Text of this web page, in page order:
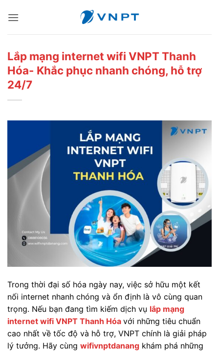
qua
Lắp mạng internet wifi VNPT Thanh
Hóa- Khắc phục nhanh chóng, hỗ trợ
24/7
Trong thời đại số hóa ngày nay, việc sở hữu một kết
nối internet nhanh chóng và ổn định là vô cùng quan
trọng. Nếu bạn đang tìm kiếm dịch vụ lắp mạng
internet wifi VNPT Thanh Hóa với những tiêu chuẩn
cao nhất về tốc độ và hỗ trợ, VNPT chính là giải pháp
lý tưởng. Hãy cùng wifivnptdanang khám phá những